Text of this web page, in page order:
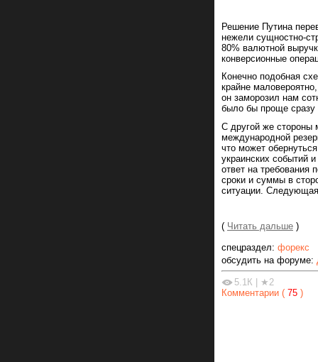
Решение Путина
нежели сущностно-
80% валютной
конверсионные
Конечно подобная
крайне
он заморозил нам
было бы проще сразу
С другой же стороны
международной
что может
украинских событий
ответ на требования
сроки и суммы в
ситуации.
( Читать дальше )
спецраздел: форекс
обсудить на форуме:
5.1К | ★2
Комментарии ( 75 )